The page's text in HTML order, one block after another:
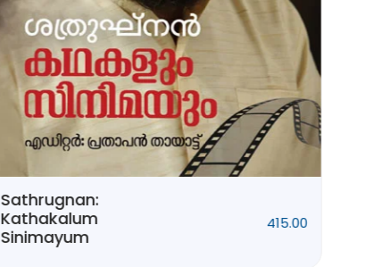
Sathrugnan:
Kathakalum
Sinimayum
415.00